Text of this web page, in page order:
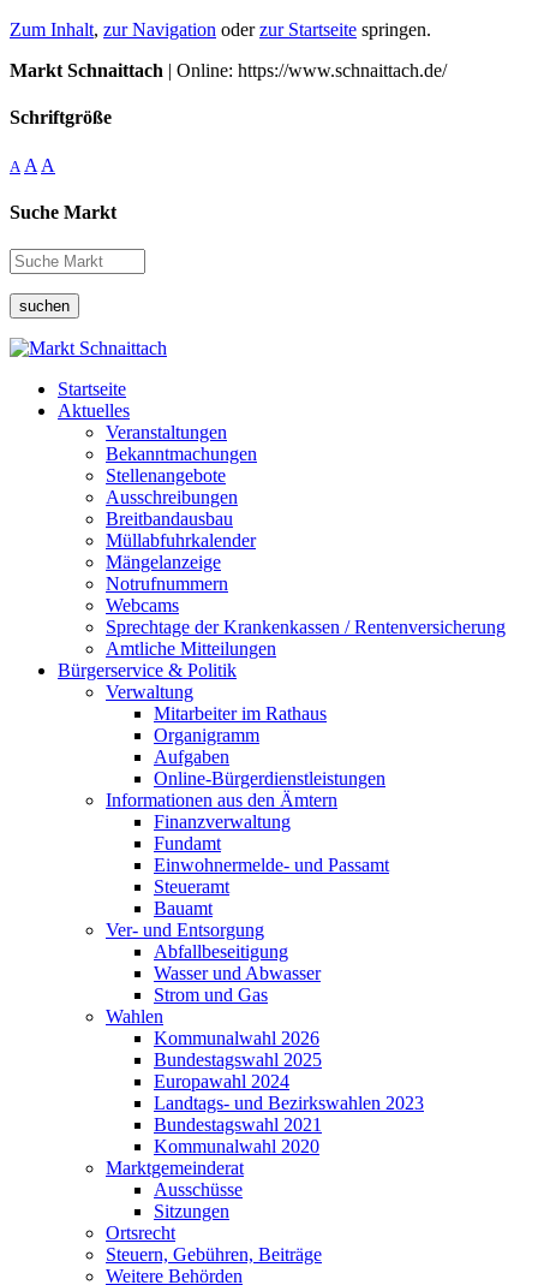
Zum Inhalt, zur Navigation oderzur Startseite springen.
Markt Schnaittach | Online: https://www.schnaittach.de/
Schriftgröße
A A A
Suche Markt
suchen
Startseite
Aktuelles
Veranstaltungen
Bekanntmachungen
Stellenangebote
Ausschreibungen
Breitbandausbau
Müllabfuhrkalender
Mängelanzeige
Notrufnummern
Webcams
Sprechtage der Krankenkassen / Rentenversicherung
Amtliche Mitteilungen
Bürgerservice & Politik
Verwaltung
Mitarbeiter im Rathaus
Organigramm
Aufgaben
Online-Bürgerdienstleistungen
Informationen aus den Ämtern
Finanzverwaltung
Fundamt
Einwohnermelde- und Passamt
Steueramt
Bauamt
Ver- und Entsorgung
Abfallbeseitigung
Wasser und Abwasser
Strom und Gas
Wahlen
Kommunalwahl 2026
Bundestagswahl 2025
Europawahl 2024
Landtags- und Bezirkswahlen 2023
Bundestagswahl 2021
Kommunalwahl 2020
Marktgemeinderat
Ausschüsse
Sitzungen
Ortsrecht
Steuern, Gebühren, Beiträge
Weitere Behörden